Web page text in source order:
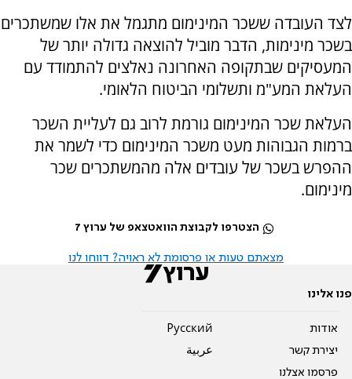
לצד העובדה ששכר המינימום מתגמל את אלו שמשתכרים
בשכר מינימות, הדבר מוביל להוצאה גדולה יותר של
המעסיקים שבתקופה האחרונה נאלצים להתמודד עם
העלאת המע"מ ותשלומי הביטוח הלאומי.
העלאת שכר המינימום גורמת לרוב גם לעליית השכר
ברמות הגבוהות מעט משכר המינימום כדי לשמר את
ההפרש בשכר של עובדים אלה מהמשתכרים שכר
מינימום.
הצטרפו לקבוצת הוואטצאפ של ערוץ 7
מצאתם טעות או פרסומת לא ראויה? דווחו לנו
פנו אלינו
אודות
יצירת קשר
פרסמו אצלנו
Pусский
عربية